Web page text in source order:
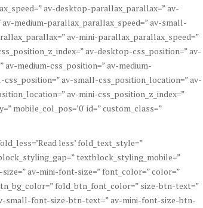
av-desktop-parallax_parallax=” av-
medium-parallax_parallax_speed=” av-small-
av-mini-parallax_parallax_speed=”
av-desktop-css_position=” av-
medium-css_position=” av-medium-
av-small-css_position_location=” av-
av-mini-css_position_z_index=”
mobile_col_pos=’0′ id=” custom_class=”
less’ fold_text_style=”
textblock_styling_mobile=”
av-mini-font-size=” font_color=” color=”
fold_btn_font_color=” size-btn-text=”
small-font-size-btn-text=” av-mini-font-size-btn-